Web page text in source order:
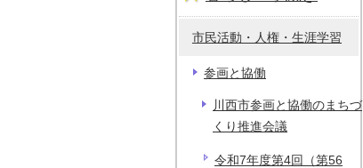
市民活動・人権・生涯学習
参画と協働
川西市参画と協働のまちづ
くり推進会議
令和7年度第4回（第56